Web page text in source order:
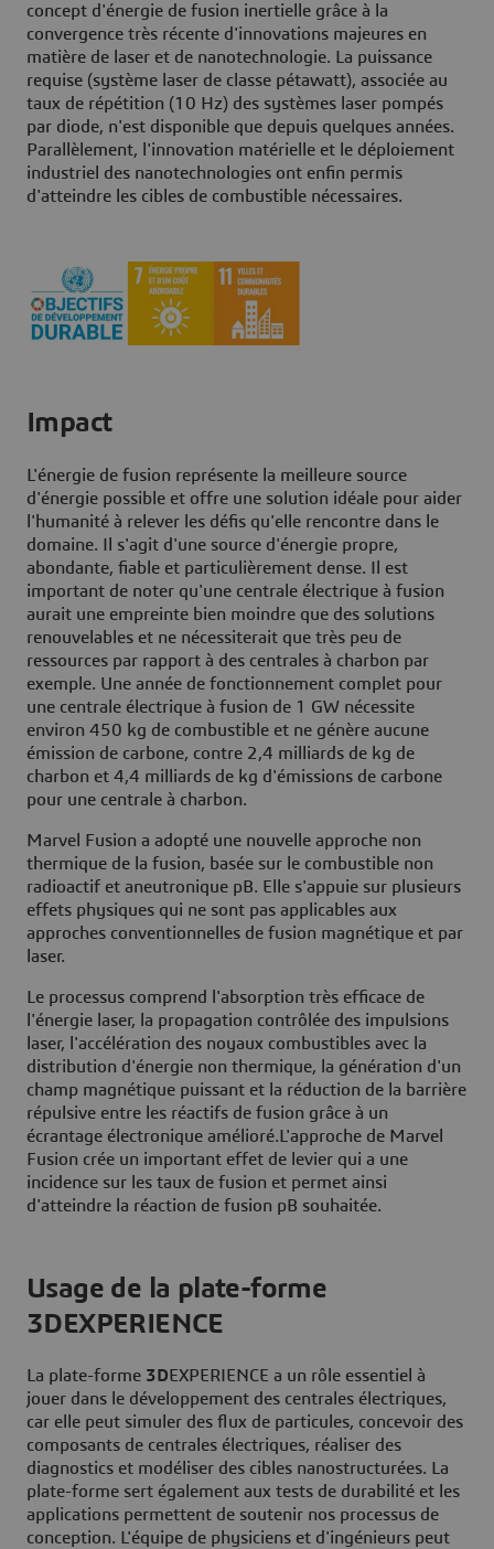
concept d'énergie de fusion inertielle grâce à la
convergence très récente d'innovations majeures en
matière de laser et de nanotechnologie. La puissance
requise (système laser de classe pétawatt), associée au
taux de répétition (10 Hz) des systèmes laser pompés
par diode, n'est disponible que depuis quelques années.
Parallèlement, l'innovation matérielle et le déploiement
industriel des nanotechnologies ont enfin permis
d'atteindre les cibles de combustible nécessaires.
Impact
L'énergie de fusion représente la meilleure source
d'énergie possible et offre une solution idéale pour aider
l'humanité à relever les défis qu'elle rencontre dans le
domaine. Il s'agit d'une source d'énergie propre,
abondante, fiable et particulièrement dense​​. Il est
important de noter qu'une centrale électrique à fusion
aurait une empreinte bien moindre que des solutions
renouvelables et ne nécessiterait que très peu de
ressources par rapport à des centrales à charbon par
exemple. Une année de fonctionnement complet pour
une centrale électrique à fusion de 1 GW nécessite
environ 450 kg de combustible et ne génère aucune
émission de carbone, contre 2,4 milliards de kg de
charbon et 4,4 milliards de kg d'émissions de carbone
pour une centrale à charbon.
Marvel Fusion a adopté une nouvelle approche non
thermique de la fusion, basée sur le combustible non
radioactif et aneutronique pB. Elle s'appuie sur plusieurs
effets physiques qui ne sont pas applicables aux
approches conventionnelles de fusion magnétique et par
laser.
Le processus comprend l'absorption très efficace de
l'énergie laser, la propagation contrôlée des impulsions
laser, l'accélération des noyaux combustibles avec la
distribution d'énergie non thermique, la génération d'un
champ magnétique puissant et la réduction de la barrière
répulsive entre les réactifs de fusion grâce à un
écrantage électronique amélioré.L'approche de Marvel
Fusion crée un important effet de levier qui a une
incidence sur les taux de fusion et permet ainsi
d'atteindre la réaction de fusion pB souhaitée.
Usage de la plate-forme
3DEXPERIENCE
La plate-forme 3DEXPERIENCE a un rôle essentiel à
jouer dans le développement des centrales électriques,
car elle peut simuler des flux de particules, concevoir des
composants de centrales électriques, réaliser des
diagnostics et modéliser des cibles nanostructurées. La
plate-forme sert également aux tests de durabilité et les
applications permettent de soutenir nos processus de
conception. L'équipe de physiciens et d'ingénieurs peut